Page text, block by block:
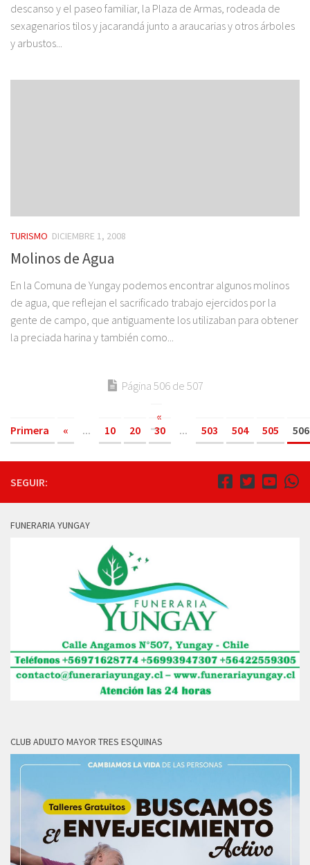
descanso y el paseo familiar, la Plaza de Armas, rodeada de
sexagenarios tilos y jacarandá junto a araucarias y otros árboles
y arbustos...
TURISMO DICIEMBRE 1, 2008
Molinos de Agua
En la Comuna de Yungay podemos encontrar algunos molinos
de agua, que reflejan el sacrificado trabajo ejercidos por la
gente de campo, que antiguamente los utilizaban para obtener
la preciada harina y también como...
Página 506 de 507
«
Primera
« ... 10 20 30 ... 503 504 505 506
SEGUIR:
FUNERARIA YUNGAY
CLUB ADULTO MAYOR TRES ESQUINAS